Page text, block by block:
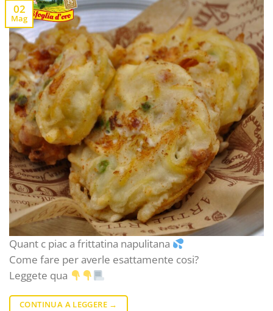
02
Mag
Quant c piac a frittatina napulitana
Come fare per averle esattamente cosi?
Leggete qua
CONTINUA A LEGGERE →